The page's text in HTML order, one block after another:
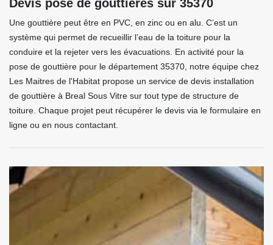
Devis pose de gouttières sur 35370
Une gouttière peut être en PVC, en zinc ou en alu. C’est un
système qui permet de recueillir l’eau de la toiture pour la
conduire et la rejeter vers les évacuations. En activité pour la
pose de gouttière pour le département 35370, notre équipe chez
Les Maitres de l'Habitat propose un service de devis installation
de gouttière à Breal Sous Vitre sur tout type de structure de
toiture. Chaque projet peut récupérer le devis via le formulaire en
ligne ou en nous contactant.